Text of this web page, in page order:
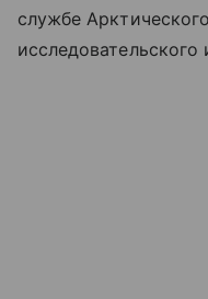
службе